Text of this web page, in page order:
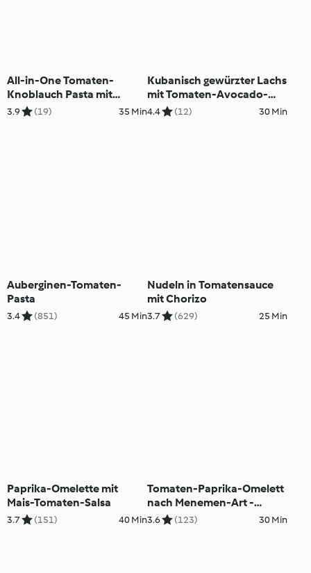
All-in-One Tomaten-
Knoblauch Pasta mit
Muscheln
3.9 (19) 35 Min
Kubanisch gewürzter Lachs
mit Tomaten-Avocado-
Salsa
4.4 (12) 30 Min
Auberginen-Tomaten-
Pasta
3.4 (851) 45 Min
Nudeln in Tomatensauce
mit Chorizo
3.7 (629) 25 Min
Paprika-Omelette mit
Mais-Tomaten-Salsa
3.7 (151) 40 Min
Tomaten-Paprika-Omelett
nach Menemen-Art -
Menemen Omleti
3.6 (123) 30 Min